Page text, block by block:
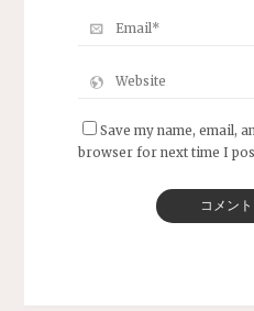
Save my name, email,
browser for next time I